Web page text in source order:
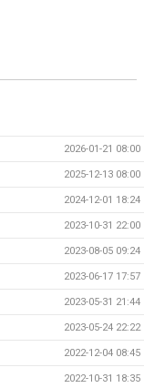
2026-01-21 08:00
2025-12-13 08:00
2024-12-01 18:24
2023-10-31 22:00
2023-08-05 09:24
2023-06-17 17:57
2023-05-31 21:44
2023-05-24 22:22
2022-12-04 08:45
2022-10-31 18:35